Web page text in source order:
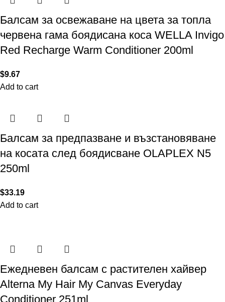
Балсам за освежаване на цвета за топла
червена гама боядисана коса WELLA Invigo
Red Recharge Warm Conditioner 200ml
$9.67
Add to cart
Балсам за предпазване и възстановяване
на косата след боядисване OLAPLEX N5
250ml
$33.19
Add to cart
Ежедневен балсам с растителен хайвер
Alterna My Hair My Canvas Everyday
Conditioner 251ml